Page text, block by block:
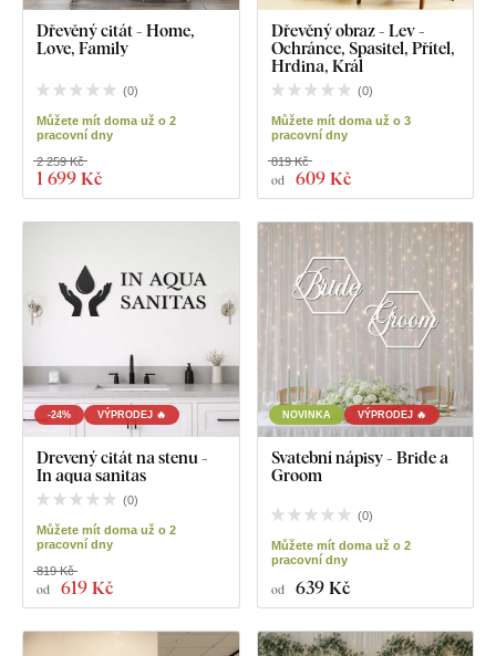
Dřevěný citát - Home,
Love, Family
(0)
Můžete mít doma už o 2
pracovní dny
1 699 Kč
2 259 Kč
Dřevěný obraz - Lev -
Ochránce, Spasitel, Přítel,
Hrdina, Král
(0)
Můžete mít doma už o 3
pracovní dny
od 609 Kč
819 Kč
-24% VÝPRODEJ 🔥
Drevený citát na stenu -
In aqua sanitas
(0)
Můžete mít doma už o 2
pracovní dny
od 619 Kč
819 Kč
NOVINKA VÝPRODEJ 🔥
Svatební nápisy - Bride a
Groom
(0)
Můžete mít doma už o 2
pracovní dny
od 639 Kč